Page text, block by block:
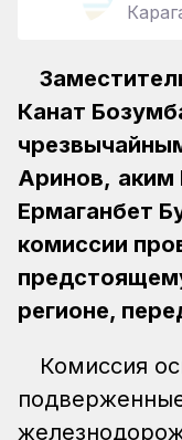
Канат
Аринов, аким
Ермаганбет
комиссии
регионе,
Комиссия